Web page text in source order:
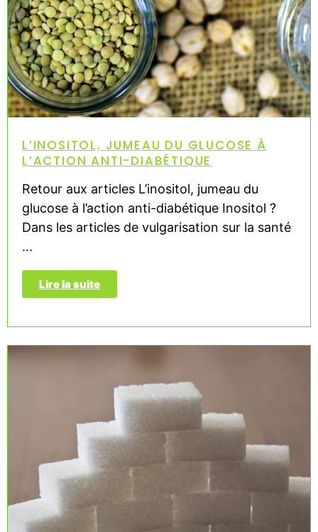
L’INOSITOL, JUMEAU DU GLUCOSE À
L’ACTION ANTI-DIABÉTIQUE
Retour aux articles L’inositol, jumeau du
glucose à l’action anti-diabétique Inositol ?
Dans les articles de vulgarisation sur la santé
...
Lire la suite